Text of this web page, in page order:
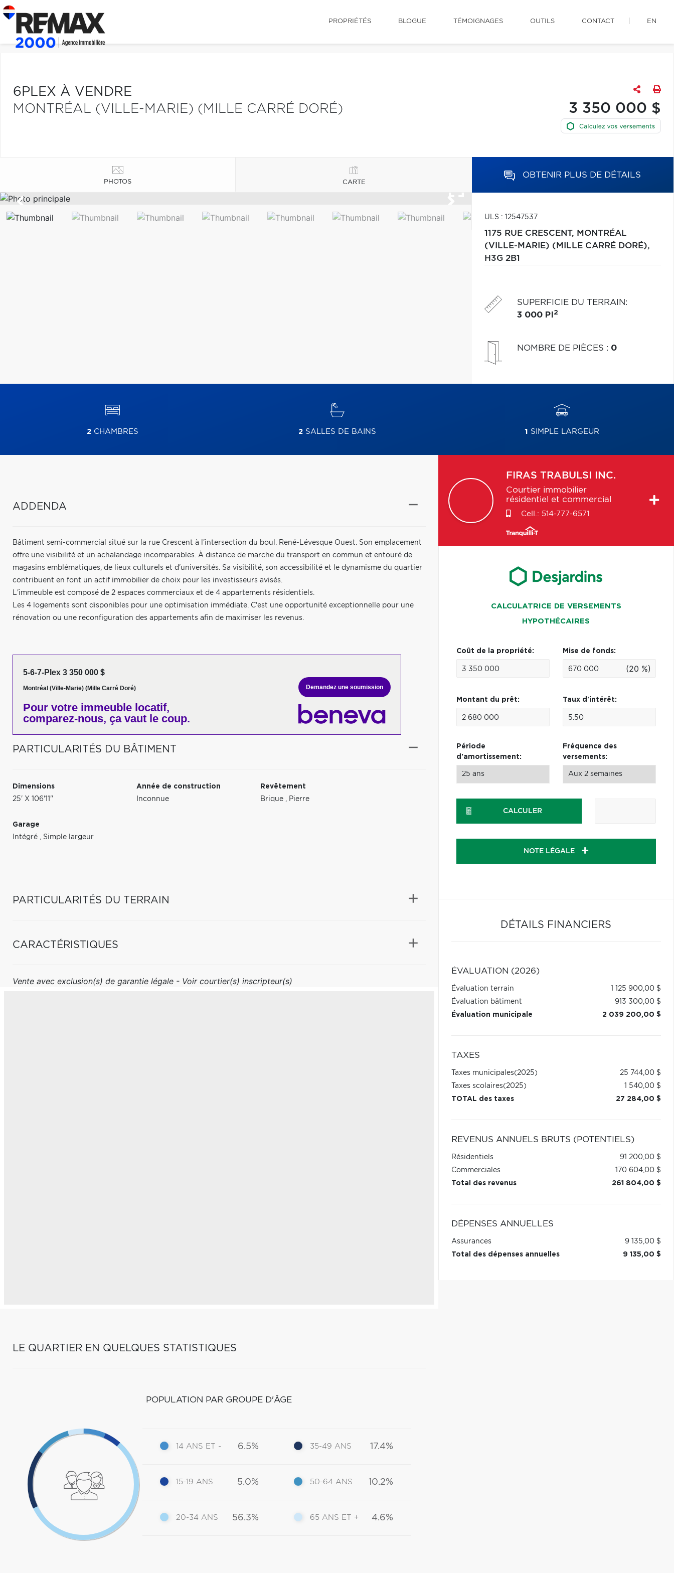
PROPRIÉTÉS BLOGUE TÉMOIGNAGES OUTILS CONTACT EN
6PLEX À VENDRE
MONTRÉAL (VILLE-MARIE) (MILLE CARRÉ DORÉ)
3 350 000 $
PHOTOS CARTE
OBTENIR PLUS DE DÉTAILS
ULS : 12547537
1175 RUE CRESCENT, MONTRÉAL
(VILLE-MARIE) (MILLE CARRÉ DORÉ),
H3G 2B1
SUPERFICIE DU TERRAIN:
3 000 PI 2
NOMBRE DE PIÈCES : 0
2CHAMBRES 2SALLES DE BAINS 1 SIMPLE LARGEUR
ADDENDA
Bâtiment semi-commercial situé sur la rue Crescent à l'intersection du boul. René-Lévesque Ouest. Son emplacement
offre une visibilité et un achalandage incomparables. À distance de marche du transport en commun et entouré de
magasins emblématiques, de lieux culturels et d'universités. Sa visibilité, son accessibilité et le dynamisme du quartier
contribuent en font un actif immobilier de choix pour les investisseurs avisés.
L'immeuble est composé de 2 espaces commerciaux et de 4 appartements résidentiels.
Les 4 logements sont disponibles pour une optimisation immédiate. C'est une opportunité exceptionnelle pour une
rénovation ou une reconfiguration des appartements afin de maximiser les revenus.
5-6-7-Plex 3 350 000 $
Montréal (Ville-Marie) (Mille Carré Doré)
Pour votre immeuble locatif,
comparez-nous, ça vaut le coup.
Demandez une soumission
PARTICULARITÉS DU BÂTIMENT
Dimensions
25' X 106'11"
Année de construction
Inconnue
Revêtement
Brique , Pierre
Garage
Intégré , Simple largeur
PARTICULARITÉS DU TERRAIN
CARACTÉRISTIQUES
Vente avec exclusion(s) de garantie légale - Voir courtier(s) inscripteur(s)
LE QUARTIER EN QUELQUES STATISTIQUES
POPULATION PAR GROUPE D'ÂGE
14 ANS ET - 6.5%
15-19 ANS 5.0%
20-34 ANS 56.3%
35-49 ANS 17.4%
50-64 ANS 10.2%
65 ANS ET + 4.6%
FIRAS TRABULSI INC.
Courtier immobilier
résidentiel et commercial
Cell.: 514-777-6571
CALCULATRICE DE VERSEMENTS
HYPOTHÉCAIRES
Coût de la propriété: Mise de fonds:
(20 %)
Montant du prêt: Taux d'intérêt:
Période
d'amortissement:
Fréquence des
versements:
CALCULER
NOTE LÉGALE
DÉTAILS FINANCIERS
ÉVALUATION (2026)
Évaluation terrain
1 125 900,00 $
Évaluation bâtiment
913 300,00 $
Évaluation municipale
2 039 200,00 $
TAXES
Taxes municipales(2025)
25 744,00 $
Taxes scolaires(2025)
1 540,00 $
TOTAL des taxes
27 284,00 $
REVENUS ANNUELS BRUTS (POTENTIELS)
Résidentiels
91 200,00 $
Commerciales
170 604,00 $
Total des revenus
261 804,00 $
DÉPENSES ANNUELLES
Assurances
9 135,00 $
Total des dépenses annuelles
9 135,00 $